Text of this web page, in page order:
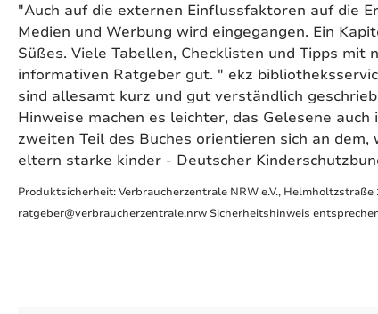
"Auch auf die externen Einflussfaktoren auf die
Medien und Werbung wird eingegangen. Ein
Süßes. Viele Tabellen, Checklisten und Tipps
informativen Ratgeber gut. " ekz
sind allesamt kurz und gut verständlich
Hinweise machen es leichter, das Gelesene
zweiten Teil des Buches orientieren sich an
eltern starke kinder - Deutscher
Produktsicherheit: Verbraucherzentrale NRW e.V.,
ratgeber@verbraucherzentrale.nrw Sicherheitshinweis